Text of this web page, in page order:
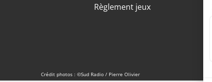
Règlement jeux
Crédit photos : ©Sud Radio / Pierre Olivier